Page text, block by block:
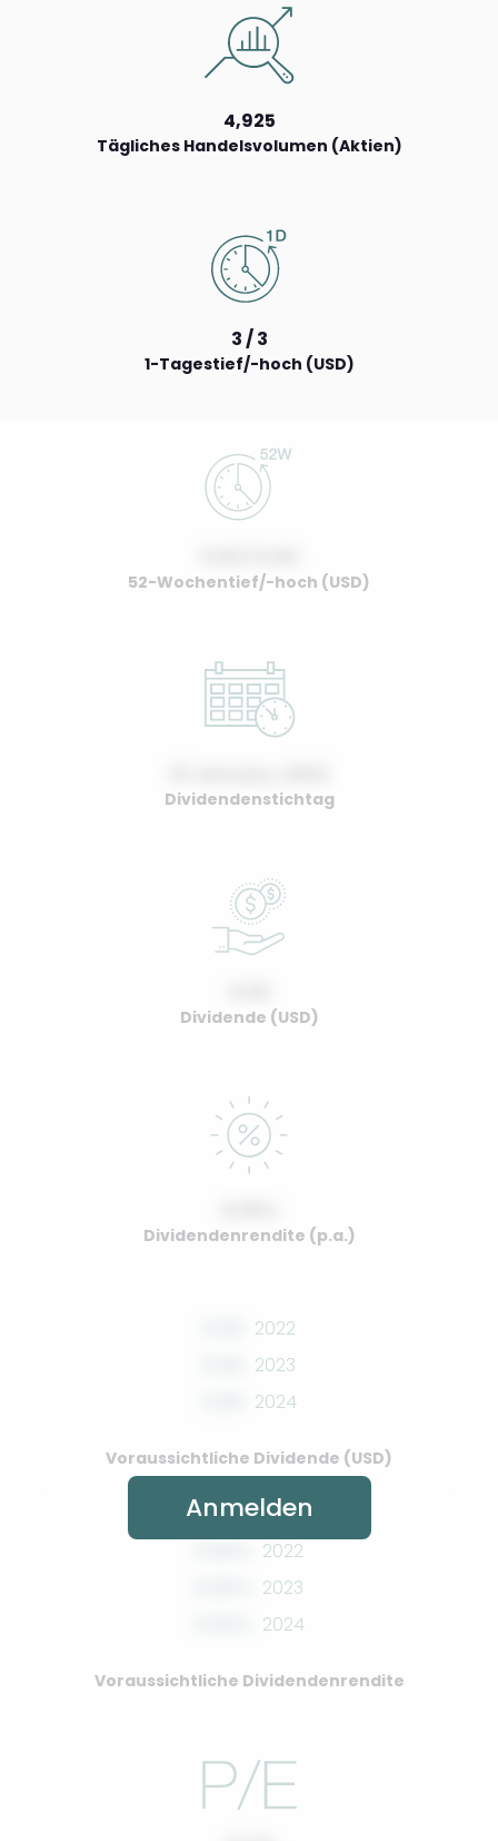
4,925
Tägliches Handelsvolumen (Aktien)
3 / 3
1-Tagestief/-hoch (USD)
52-Wochentief/-hoch (USD)
Dividendenstichtag
Dividende (USD)
Dividendenrendite (p.a.)
2022
2023
2024
Voraussichtliche Dividende (USD)
2022
2023
2024
Voraussichtliche Dividendenrendite
Anmelden